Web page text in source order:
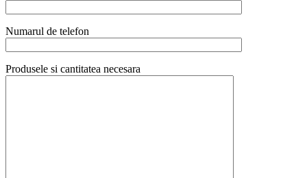
Numarul de telefon
Produsele si cantitatea necesara